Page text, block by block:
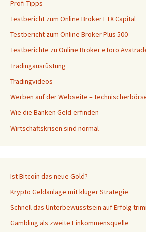
Profi Tipps
Testbericht zum Online Broker ETX Capital
Testbericht zum Online Broker Plus 500
Testberichte zu Online Broker eToro
Tradingausrüstung
Tradingvideos
Werben auf der Webseite –
Wie die Banken Geld erfinden
Wirtschaftskrisen sind normal
Ist Bitcoin das neue Gold?
Krypto Geldanlage mit kluger Strategie
Schnell das Unterbewusstsein auf Erfolg
Gambling als zweite Einkommensquelle